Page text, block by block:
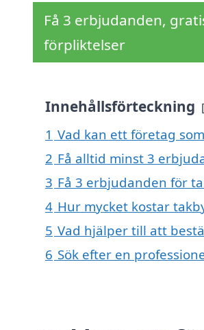
Få 3 erbjudanden,
förpliktelser
Innehållsförteckning
1 Vad kan ett företag
2 Få alltid minst 3
3 Få 3 erbjudanden för
4 Hur mycket kostar
5 Vad hjälper till att
6 Sök efter en